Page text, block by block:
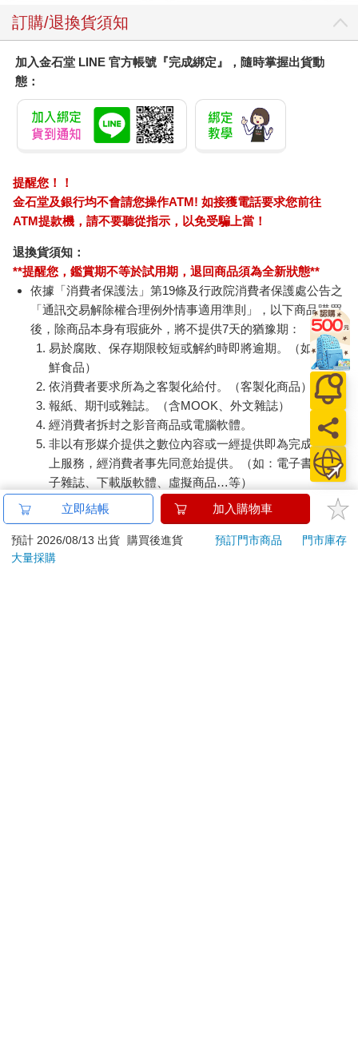
訂購/退換貨須知
加入金石堂 LINE 官方帳號『完成綁定』，隨時掌握出貨動
態：
提醒您！！
金石堂及銀行均不會請您操作ATM! 如接獲電話要求您前往
ATM提款機，請不要聽從指示，以免受騙上當！
退換貨須知：
**提醒您，鑑賞期不等於試用期，退回商品須為全新狀態**
依據「消費者保護法」第19條及行政院消費者保護處公告之
「通訊交易解除權合理例外情事適用準則」，以下商品購買
後，除商品本身有瑕疵外，將不提供7天的猶豫期：
易於腐敗、保存期限較短或解約時即將逾期。（如：生
鮮食品）
依消費者要求所為之客製化給付。（客製化商品）
報紙、期刊或雜誌。（含MOOK、外文雜誌）
經消費者拆封之影音商品或電腦軟體。
非以有形媒介提供之數位內容或一經提供即為完成之線
上服務，經消費者事先同意始提供。（如：電子書、電
子雜誌、下載版軟體、虛擬商品…等）
已拆封之個人衛生用品。（如：內衣褲、刮鬍刀、除毛
刀…等）
若非上列種類商品，均享有到貨7天的猶豫期（含例假
日）。
立即結帳 加入購物車
預計 2026/08/13 出貨 購買後進貨 預訂門市商品
門市庫存
大量採購